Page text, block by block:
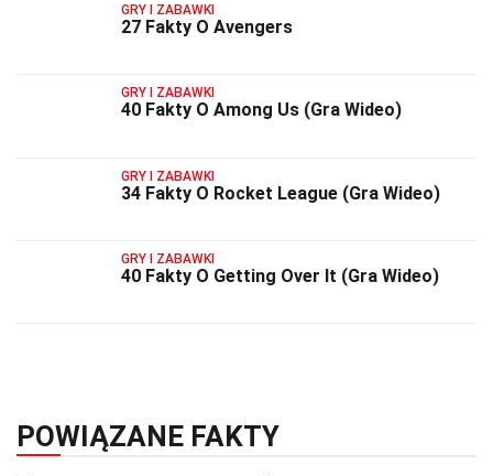
GRY I ZABAWKI
27 Fakty O Avengers
GRY I ZABAWKI
40 Fakty O Among Us (Gra Wideo)
GRY I ZABAWKI
34 Fakty O Rocket League (Gra Wideo)
GRY I ZABAWKI
40 Fakty O Getting Over It (Gra Wideo)
POWIĄZANE FAKTY